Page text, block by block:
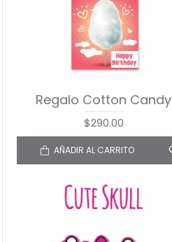
Regalo Cotton Candy
$290.00
AÑADIR AL CARRITO